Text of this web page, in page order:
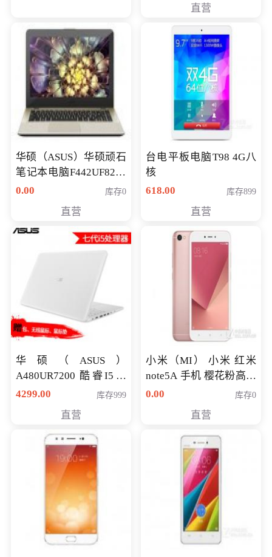
直营
华硕（ASUS）华硕顽石
笔记本电脑F442UF8250
八代独显轻薄办公商务
0.00 库存0
直营
台电平板电脑T98 4G八
核
618.00
库存899
直营
华硕（ASUS）
A480UR7200 酷睿I5超
薄学生办公游戏独显笔
NV930-2G独
4299.00 库存999
直营
小米（MI） 小米 红米
note5A 手机 樱花粉高配
版 全网通(3G+32G)
0.00 库存0
直营